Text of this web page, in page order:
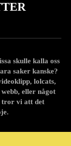
skulle kalla oss
saker kanske?
lolcats,
eller något
tror vi att det